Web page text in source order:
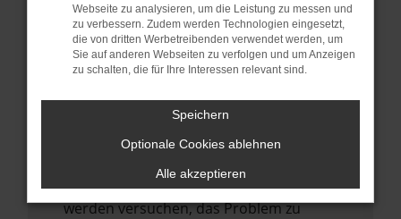
Betriebssystem auf dem neuesten Stand
sind.
Veraltete Software birgt nicht nur ein
Sicherheitsrisiko, sondern kann auch dazu
mehr unterstützt werden.
Wende dich an den Webseitenbetreiber.
Wenn du alle oben genannten Schritte
versucht hast, kontaktiere uns bitte. Wir
werden versuchen, das Problem zu
Webseite zu analysieren, um die Leistung zu messen und
zu verbessern. Zudem werden Technologien eingesetzt,
die von dritten Werbetreibenden verwendet werden, um
Sie auf anderen Webseiten zu verfolgen und um Anzeigen
zu schalten, die für Ihre Interessen relevant sind.
Speichern
Optionale Cookies ablehnen
Alle akzeptieren